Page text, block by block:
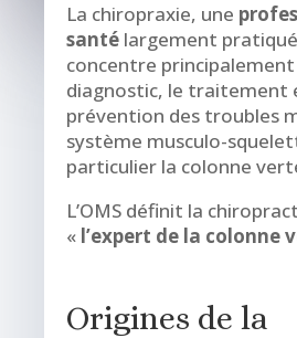
La chiropraxie, une
santé largement
concentre principalement
diagnostic, le traitement
prévention des troubles
système musculo-
particulier la colonne
L’OMS définit la
« l’expert de la colonne
Origines de la